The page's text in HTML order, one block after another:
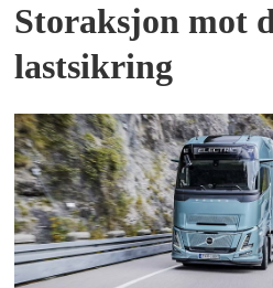
Storaksjon mot
lastsikring